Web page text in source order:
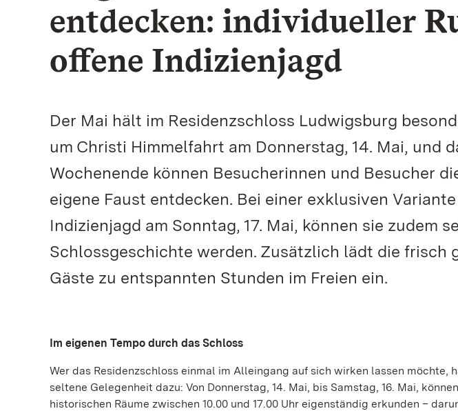
entdecken: individueller
offene Indizienjagd
Der Mai hält im Residenzschloss Ludwigsburg
um Christi Himmelfahrt am Donnerstag, 14. Mai, und
Wochenende können Besucherinnen und Besucher
eigene Faust entdecken. Bei einer exklusiven
Indizienjagd am Sonntag, 17. Mai, können sie zudem
Schlossgeschichte werden. Zusätzlich lädt die frisch
Gäste zu entspannten Stunden im Freien ein.
Im eigenen Tempo durch das Schloss
Wer das Residenzschloss einmal im Alleingang auf sich wirken lassen möchte,
seltene Gelegenheit dazu: Von Donnerstag, 14. Mai, bis Samstag, 16. Mai,
historischen Räume zwischen 10.00 und 17.00 Uhr eigenständig erkunden –